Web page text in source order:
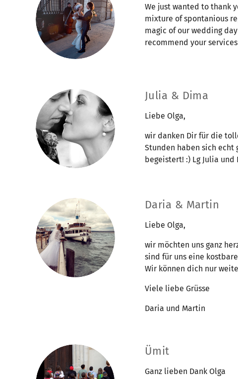
We just wanted to thank
mixture of spontanious
magic of our wedding
recommend your
Julia & Dima
Liebe Olga,
wir danken Dir für die
Stunden haben sich echt
begeistert! :) Lg Julia und
Daria & Martin
Liebe Olga,
wir möchten uns ganz
sind für uns eine
Wir können dich nur
Viele liebe Grüsse
Daria und Martin
Ümit
Ganz lieben Dank Olga